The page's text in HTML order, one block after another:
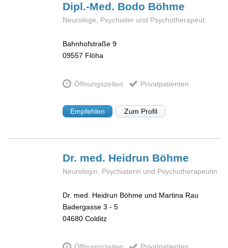
Dipl.-Med. Bodo Böhme
Neurologe, Psychiater und Psychotherapeut
Bahnhofstraße 9
09557 Flöha
Öffnungszeiten Privatpatienten
Empfehlen Zum Profil
Dr. med. Heidrun Böhme
Neurologin, Psychiaterin und Psychotherapeutin
Dr. med. Heidrun Böhme und Martina Rau
Badergasse 3 - 5
04680 Colditz